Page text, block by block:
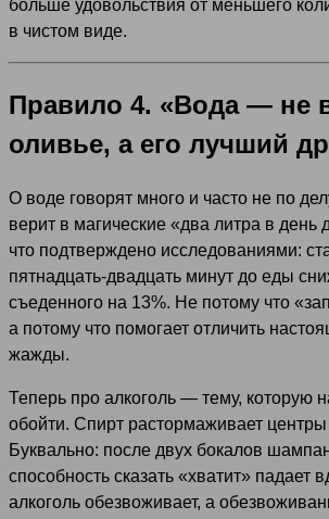
больше удовольствия от меньшего
в чистом виде.
Правило 4. «Вода — не
оливье, а его лучший
О воде говорят много и часто не по
верит в магические «два литра в день
что подтверждено исследованиями:
пятнадцать-двадцать минут до еды
съеденного на 13%. Не потому что
а потому что помогает отличить
жажды.
Теперь про алкоголь — тему, которую
обойти. Спирт растормаживает центры
Буквально: после двух бокалов
способность сказать «хватит» падает
алкоголь обезвоживает, а